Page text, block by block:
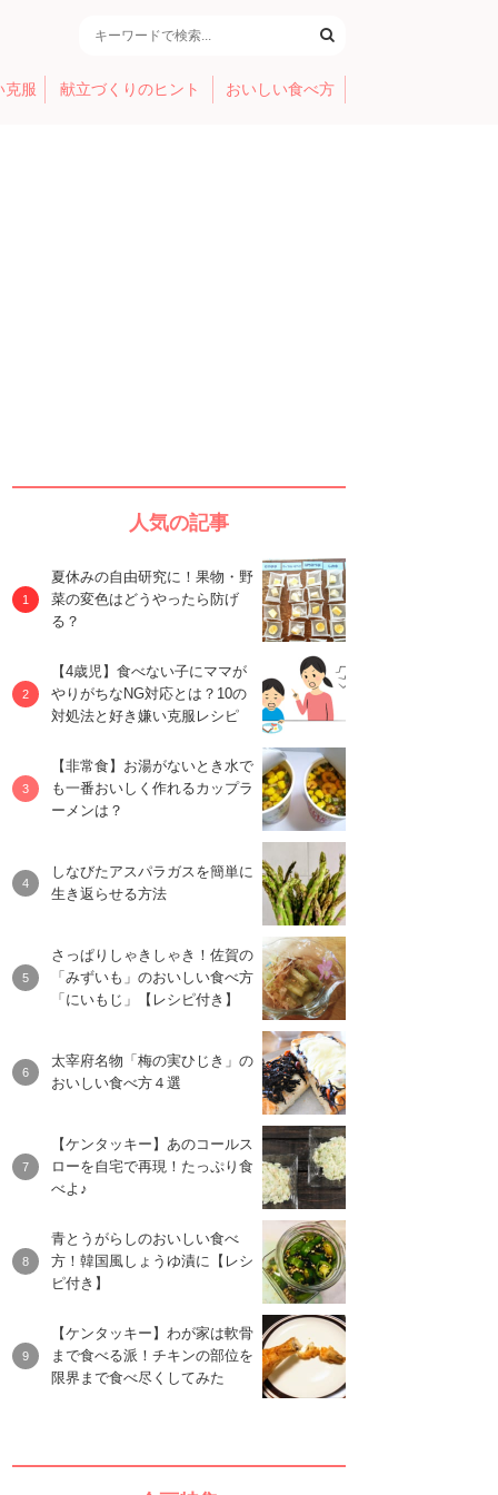
克服 献立づくりのヒント おいしい食べ方
人気の記事
夏休みの自由研究に！果物・野
菜の変色はどうやったら防げ
る？
【4歳児】食べない子にママが
やりがちなNG対応とは？10の
対処法と好き嫌い克服レシピ
【非常食】お湯がないとき水で
も一番おいしく作れるカップラ
ーメンは？
しなびたアスパラガスを簡単に
生き返らせる方法
さっぱりしゃきしゃき！佐賀の
「みずいも」のおいしい食べ方
「にいもじ」【レシピ付き】
太宰府名物「梅の実ひじき」の
おいしい食べ方４選
【ケンタッキー】あのコールス
ローを自宅で再現！たっぷり食
べよ♪
青とうがらしのおいしい食べ
方！韓国風しょうゆ漬に【レシ
ピ付き】
【ケンタッキー】わが家は軟骨
まで食べる派！チキンの部位を
限界まで食べ尽くしてみた